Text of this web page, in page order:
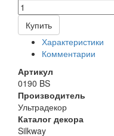
Купить
Характеристики
Комментарии
Артикул
0190 BS
Производитель
Ультрадекор
Каталог декора
Silkway